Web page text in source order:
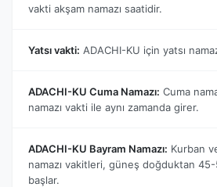
vakti akşam namazı saatidir.
Yatsı vakti: ADACHI-KU için yatsı
ADACHI-KU Cuma Namazı: Cuma
namazı vakti ile aynı zamanda girer.
ADACHI-KU Bayram Namazı: Kurban
namazı vakitleri, güneş doğduktan
başlar.